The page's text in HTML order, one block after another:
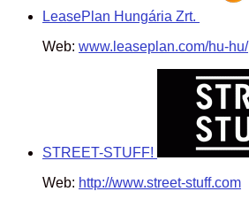
LeasePlan Hungária Zrt.
Web: www.leaseplan.com/hu-hu/
STREET-STUFF!
Web: http://www.street-stuff.com